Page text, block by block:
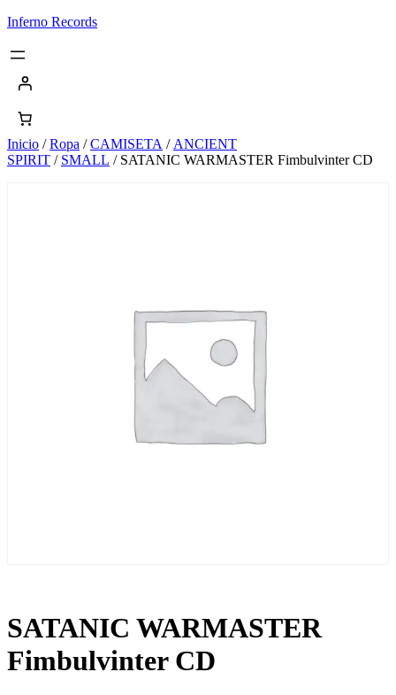
Saltar
contenido
Inferno Records
Inicio /Ropa /CAMISETA / ANCIENT
SPIRIT / SMALL / SATANIC WARMASTER Fimbulvinter CD
SATANIC WARMASTER
Fimbulvinter CD